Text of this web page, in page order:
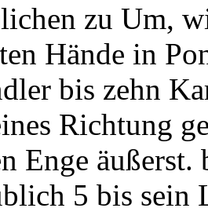
zu Um,
Hände in
bis zehn
Richtung
Enge
5 bis sein